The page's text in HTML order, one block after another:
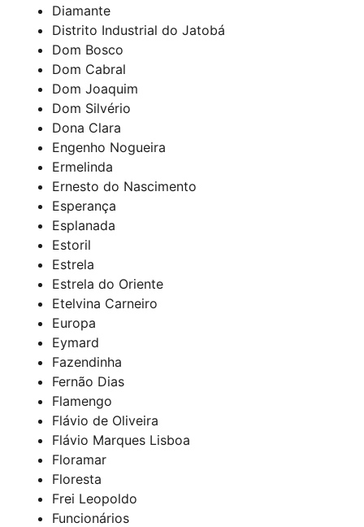
Diamante
Distrito Industrial do Jatobá
Dom Bosco
Dom Cabral
Dom Joaquim
Dom Silvério
Dona Clara
Engenho Nogueira
Ermelinda
Ernesto do Nascimento
Esperança
Esplanada
Estoril
Estrela
Estrela do Oriente
Etelvina Carneiro
Europa
Eymard
Fazendinha
Fernão Dias
Flamengo
Flávio de Oliveira
Flávio Marques Lisboa
Floramar
Floresta
Frei Leopoldo
Funcionários